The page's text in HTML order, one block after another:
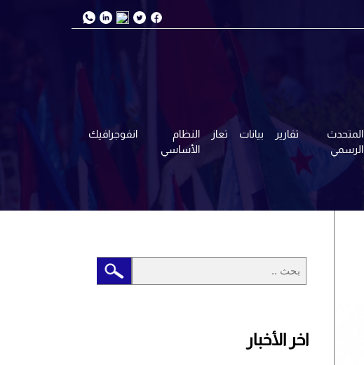
المتحدث
الرسمي
تقارير بيانات تعاز
النظام
الأساسي
انفوجرافيك
اخر الأخبار